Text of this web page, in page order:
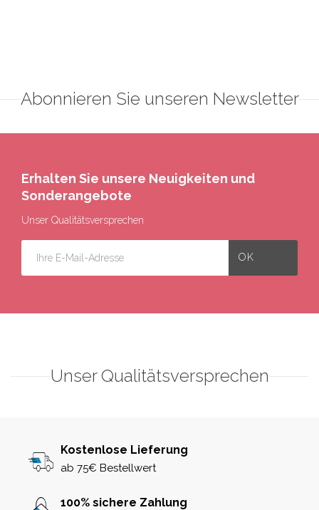
Abonnieren Sie unseren Newsletter
Erhalten Sie unsere Neuigkeiten und
Sonderangebote
Unser Qualitätsversprechen
Unser Qualitätsversprechen
Kostenlose Lieferung
ab 75€ Bestellwert
100% sichere Zahlung